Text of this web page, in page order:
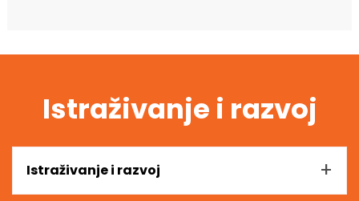
Istraživanje i razvoj
Istraživanje i razvoj +